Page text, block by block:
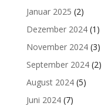
Januar 2025 (2)
Dezember 2024(1)
November 2024(3)
September 2024(2)
August 2024(5)
Juni 2024(7)